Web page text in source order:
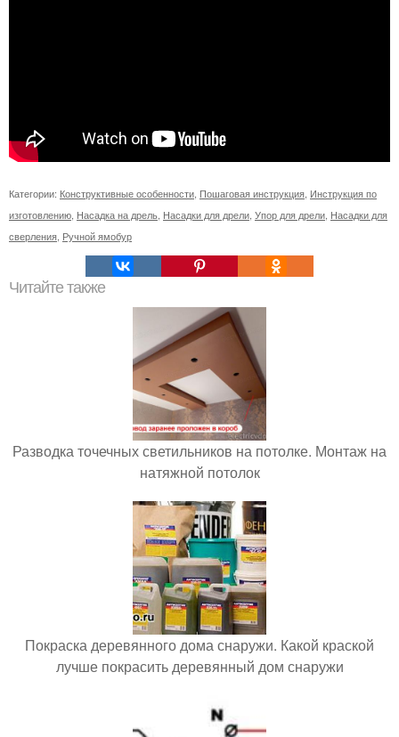
Категории: Конструктивные особенности, Пошаговая инструкция, Инструкция по
изготовлению, Насадка на дрель, Насадки для дрели, Упор для дрели, Насадки для
сверления, Ручной ямобур
Читайте также
Разводка точечных светильников на потолке. Монтаж на
натяжной потолок
Покраска деревянного дома снаружи. Какой краской
лучше покрасить деревянный дом снаружи